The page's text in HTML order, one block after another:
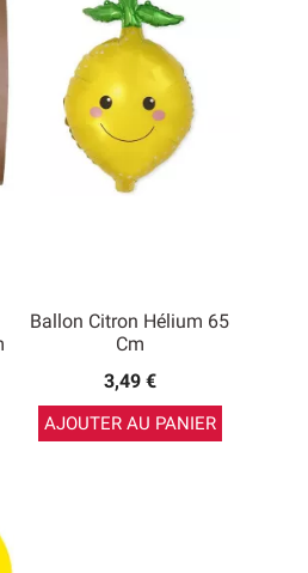
Ballon Citron Hélium 65
Cm
3,49 €
AJOUTER AU PANIER